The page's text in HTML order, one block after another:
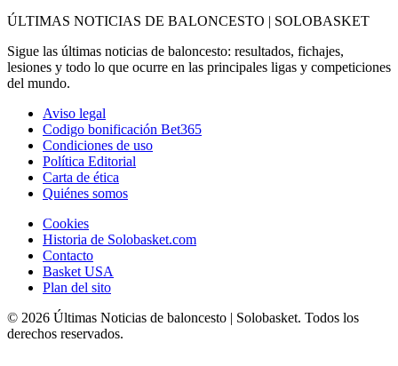
ÚLTIMAS NOTICIAS DE BALONCESTO | SOLOBASKET
Sigue las últimas noticias de baloncesto: resultados, fichajes,
lesiones y todo lo que ocurre en las principales ligas y competiciones
del mundo.
Aviso legal
Codigo bonificación Bet365
Condiciones de uso
Política Editorial
Carta de ética
Quiénes somos
Cookies
Historia de Solobasket.com
Contacto
Basket USA
Plan del sito
© 2026 Últimas Noticias de baloncesto | Solobasket. Todos los
derechos reservados.